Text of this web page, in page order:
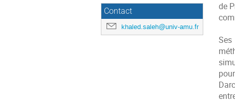
Contact
khaled.saleh@univ-amu.fr
de